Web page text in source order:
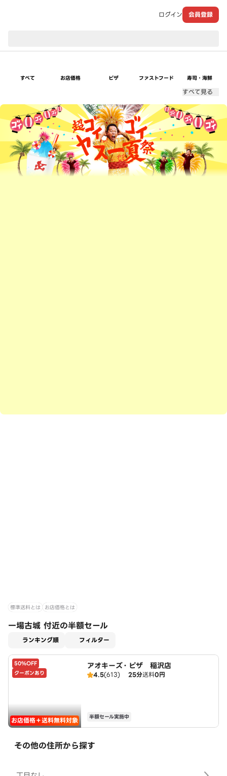
ログイン 会員登録
すべて お店価格 ピザ ファストフード 寿司・海鮮
すべて見る
超ゴイゴイヤスー夏祭
標準送料とは お店価格とは
一場古城 付近の半額セール
ランキング順 フィルター
50%OFF
クーポンあり
お店価格＋送料無料対象
アオキーズ・ピザ 稲沢店
4.5(613) 25分送料0円
半額セール実施中
その他の住所から探す